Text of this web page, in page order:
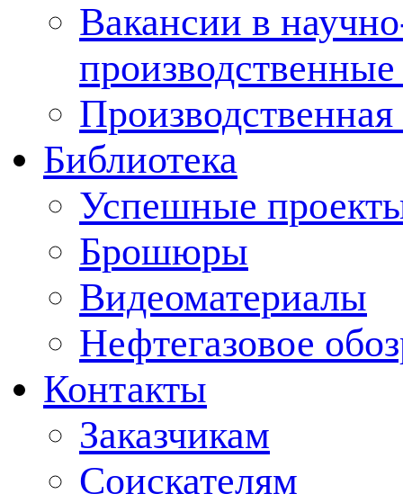
Вакансии в
Производственная
Библиотека
Успешные
Брошюры
Видеоматериалы
Нефтегазовое
Контакты
Заказчикам
Соискателям